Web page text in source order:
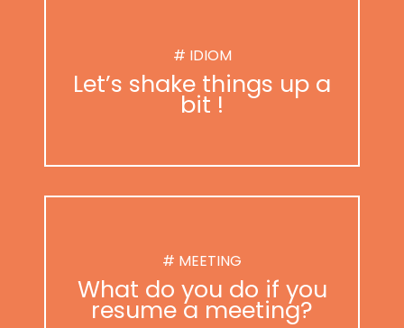
# IDIOM
Let’s shake things up a
bit !
# MEETING
What do you do if you
resume a meeting?